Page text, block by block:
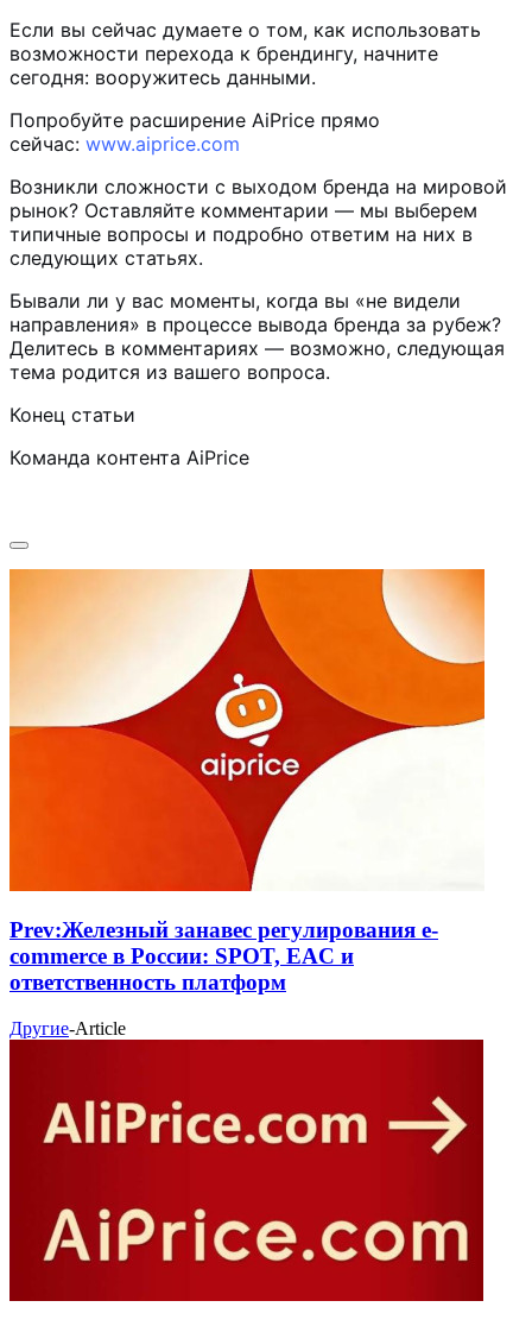
Если вы сейчас думаете о том, как использовать
возможности перехода к брендингу, начните
сегодня: вооружитесь данными.
Попробуйте расширение AiPrice прямо
сейчас: www.aiprice.com
Возникли сложности с выходом бренда на мировой
рынок? Оставляйте комментарии — мы выберем
типичные вопросы и подробно ответим на них в
следующих статьях.
Бывали ли у вас моменты, когда вы «не видели
направления» в процессе вывода бренда за рубеж?
Делитесь в комментариях — возможно, следующая
тема родится из вашего вопроса.
Конец статьи
Команда контента AiPrice
Prev:Железный занавес регулирования e-
commerce в России: SPOT, EAC и
ответственность платформ
Другие-Article